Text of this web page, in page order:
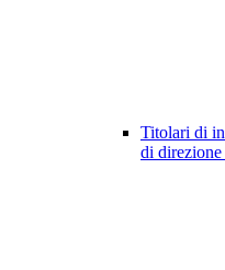
Titolari di
di